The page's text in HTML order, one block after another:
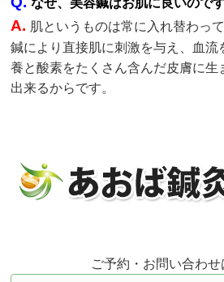
なぜ、美容鍼はお肌に良いので
A. 肌というものは常に入れ替わって
鍼により直接肌に刺激を与え、血流
養と酸素をたくさん含んだ皮膚に生
出来るからです。
ご予約・お問い合わせ